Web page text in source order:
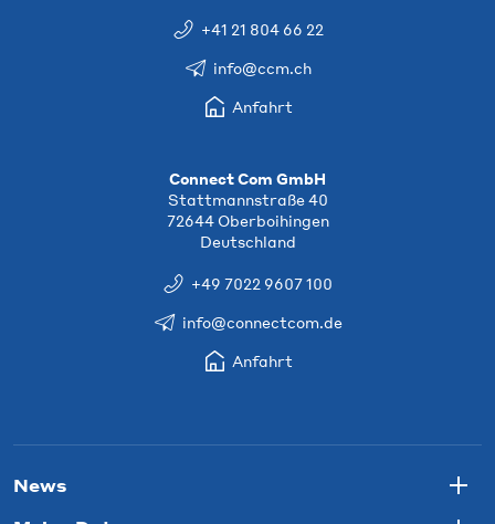
+41 21 804 66 22
info@ccm.ch
Anfahrt
Connect Com GmbH
Stattmannstraße 40
72644 Oberboihingen
Deutschland
+49 7022 9607 100
info@connectcom.de
Anfahrt
News